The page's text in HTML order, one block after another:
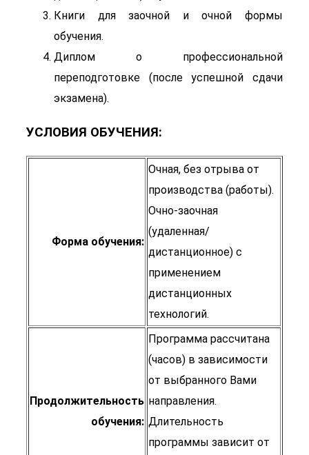
Книги для заочной и очной формы
обучения.
Диплом о профессиональной
переподготовке (после успешной сдачи
экзамена).
УСЛОВИЯ ОБУЧЕНИЯ:
Форма обучения:
Очная, без отрыва от
производства (работы).
Очно-заочная
(удаленная/
дистанционное) с
применением
дистанционных
технологий.
Продолжительность
обучения:
Программа рассчитана
(часов) в зависимости
от выбранного Вами
направления.
Длительность
программы зависит от